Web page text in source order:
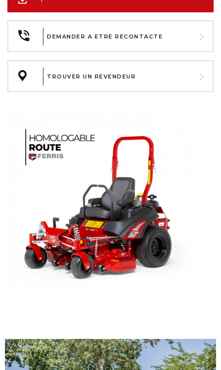
DEMANDER A ETRE RECONTACTE
TROUVER UN REVENDEUR